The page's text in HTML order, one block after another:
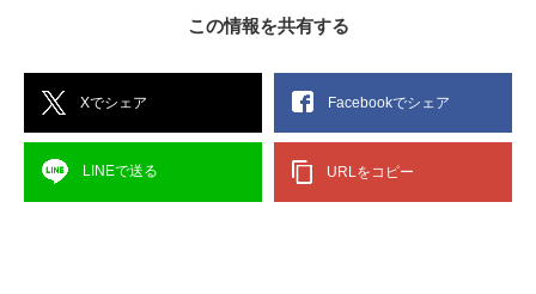
この情報を共有する
Xでシェア Facebookでシェア
LINEで送る URLをコピー